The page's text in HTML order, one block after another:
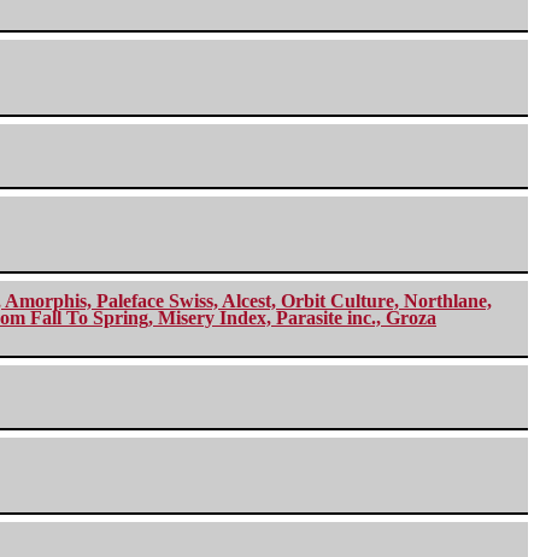
Paleface Swiss, Alcest, Orbit Culture, Northlane,
Fall To Spring, Misery Index, Parasite inc., Groza